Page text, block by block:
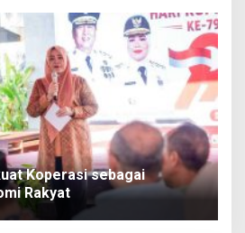
Koperasi sebagai
Rakyat